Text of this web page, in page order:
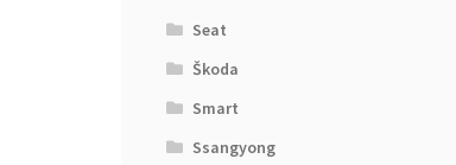
Seat
Škoda
Smart
Ssangyong